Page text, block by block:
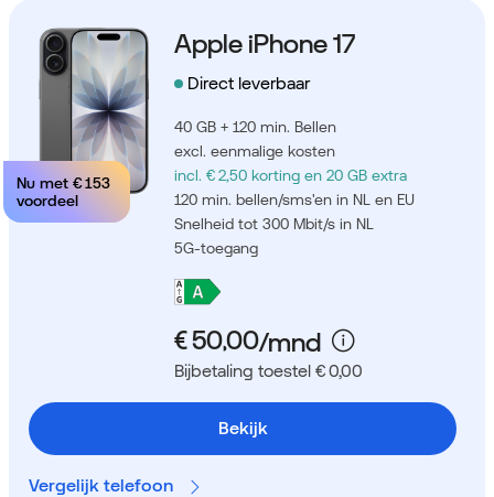
Nu met € 153
voordeel
Apple iPhone 17
Direct leverbaar
40 GB + 120 min. Bellen
excl. eenmalige kosten
incl. € 2,50 korting en 20 GB extra
120 min. bellen/sms'en in NL en EU
Snelheid tot 300 Mbit/s in NL
5G-toegang
Bijbetaling toestel € 0,00
Bekijk
Vergelijk telefoon